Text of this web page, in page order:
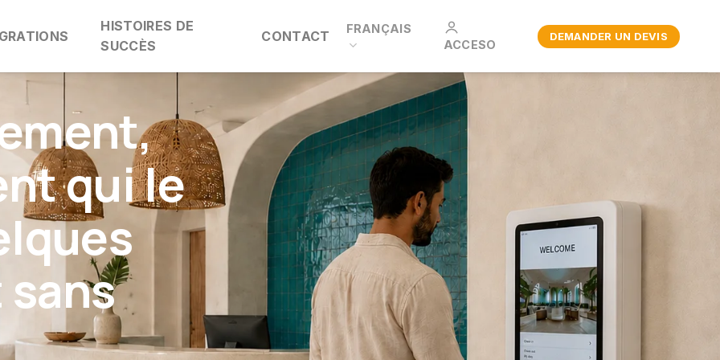
HISTOIRES DE
SUCCÈS
CONTACT
FRANÇAIS
ACCESO
DEMANDER UN DEVIS
qui le